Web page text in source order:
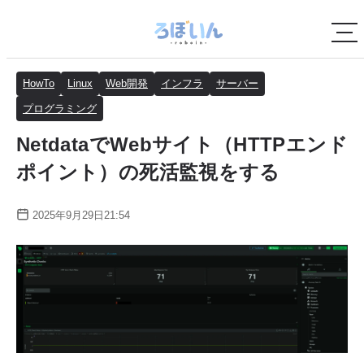
HowTo Linux Web開発 インフラ サーバー
プログラミング
NetdataでWebサイト（HTTPエンド
ポイント）の死活監視をする
2025年9月29日21:54